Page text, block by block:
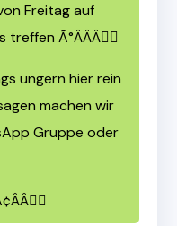
Freitag auf
Ã°ÂÂÂ🏼
ungern hier rein
machen wir
Gruppe oder